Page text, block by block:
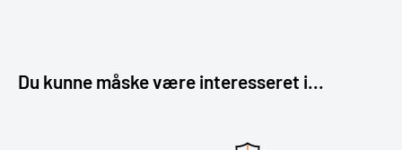
Du kunne måske være interesseret i...